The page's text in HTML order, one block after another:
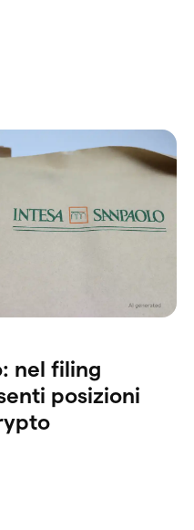
nel filing
posizioni